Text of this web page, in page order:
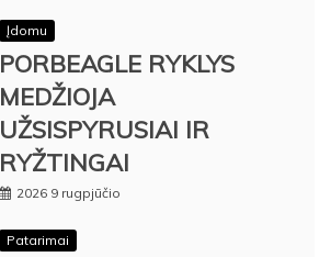
Įdomu
PORBEAGLE RYKLYS
MEDŽIOJA
UŽSISPYRUSIAI IR
RYŽTINGAI
2026 9 rugpjūčio
Patarimai